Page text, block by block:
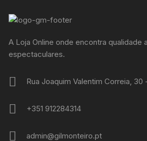
A Loja Online onde encontra qualidade
espectaculares.
Rua Joaquim Valentim Correia, 30
+351 912284314
admin@gilmonteiro.pt